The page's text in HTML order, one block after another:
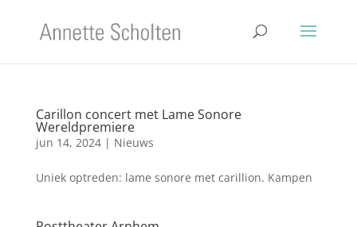
Carillon concert met Lame Sonore
Wereldpremiere
jun 14, 2024| Nieuws
Uniek optreden: lame sonore met carillion. Kampen